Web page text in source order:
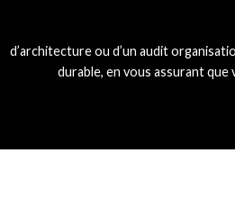
d’architecture ou d’un audit
durable, en vous assurant